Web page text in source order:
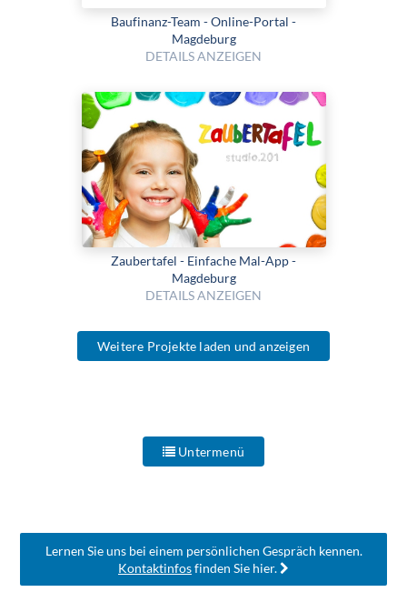
Baufinanz-Team - Online-Portal -
Magdeburg
DETAILS ANZEIGEN
Zaubertafel - Einfache Mal-App -
Magdeburg
DETAILS ANZEIGEN
Weitere Projekte laden und anzeigen
Untermenü
Lernen Sie uns bei einem persönlichen Gespräch kennen.
Kontaktinfosfinden Sie hier.